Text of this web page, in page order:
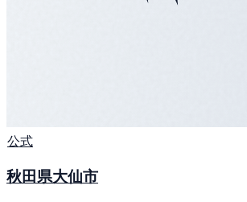
公式
秋田県大仙市